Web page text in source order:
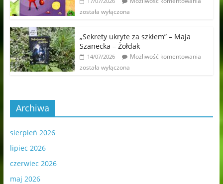
została wyłączona
„Sekrety ukryte za szkłem” – Maja
Szanecka – Żołdak
14/07/2026
Możliwość komentowania
została wyłączona
Archiwa
sierpień 2026
lipiec 2026
czerwiec 2026
maj 2026